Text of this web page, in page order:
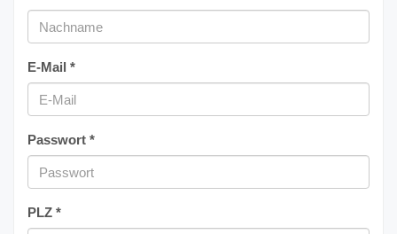
E-Mail *
Passwort *
PLZ *